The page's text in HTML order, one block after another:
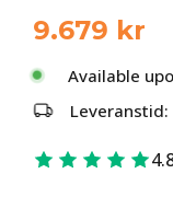
9.679 kr
Available
Leveranstid: